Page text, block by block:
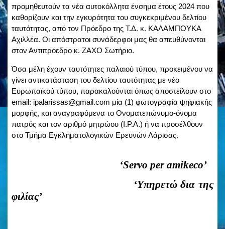
προμηθευτούν τα νέα αυτοκόλλητα ένσημα έτους 2024 που
καθορίζουν και την εγκυρότητα του συγκεκριμένου δελτίου
ταυτότητας, από τον Πρόεδρο της Τ.Δ. κ. ΚΑΛΑΜΠΟΥΚΑ
Αχιλλέα.Οι απόστρατοι συνάδερφοι μας θα απευθύνονται
στον Αντιπρόεδρο κ. ΖΑΧΟ Σωτήριο.
Όσα μέλη έχουν ταυτότητες παλαιού τύπου, προκειμένου να
γίνει αντικατάσταση του δελτίου ταυτότητας με νέο
Ευρωπαϊκού τύπου, παρακαλούνται όπως αποστείλουν στο
email: ipalarissas@gmail.com μία (1) φωτογραφία ψηφιακής
μορφής, και αναγραφόμενα το Ονοματεπώνυμο-όνομα
πατρός και τον αριθμό μητρώου (I.P.A.) ή να προσέλθουν
στο Τμήμα Εγκληματολογικών Ερευνών Λάρισας.
‘Servo per amikeco’
‘Υπηρετώ δια της
φιλίας’